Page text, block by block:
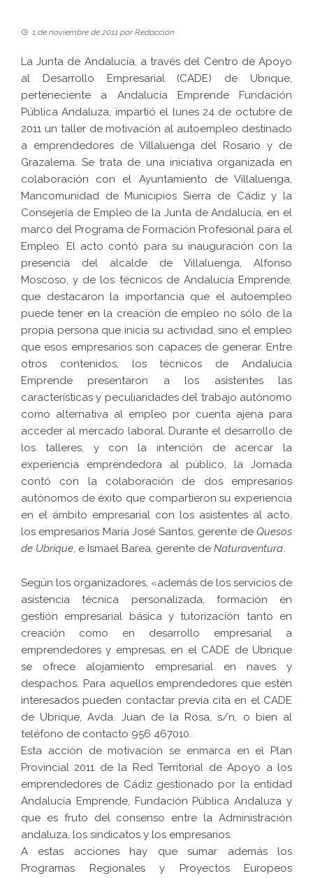
1 de noviembre de 2011 porRedacción
La Junta de Andalucía, a través del Centro de Apoyo
al Desarrollo Empresarial (CADE) de Ubrique,
perteneciente a Andalucía Emprende Fundación
Pública Andaluza, impartió el lunes 24 de octubre de
2011 un taller de motivación al autoempleo destinado
a emprendedores de Villaluenga del Rosario y de
Grazalema. Se trata de una iniciativa organizada en
colaboración con el Ayuntamiento de Villaluenga,
Mancomunidad de Municipios Sierra de Cádiz y la
Consejería de Empleo de la Junta de Andalucía, en el
marco del Programa de Formación Profesional para el
Empleo. El acto contó para su inauguración con la
presencia del alcalde de Villaluenga, Alfonso
Moscoso, y de los técnicos de Andalucía Emprende,
que destacaron la importancia que el autoempleo
puede tener en la creación de empleo no sólo de la
propia persona que inicia su actividad, sino el empleo
que esos empresarios son capaces de generar. Entre
otros contenidos, los técnicos de Andalucía
Emprende presentaron a los asistentes las
características y peculiaridades del trabajo autónomo
como alternativa al empleo por cuenta ajena para
acceder al mercado laboral. Durante el desarrollo de
los talleres, y con la intención de acercar la
experiencia emprendedora al público, la Jornada
contó con la colaboración de dos empresarios
autónomos de éxito que compartieron su experiencia
en el ámbito empresarial con los asistentes al acto,
los empresarios María José Santos, gerente de Quesos
de Ubrique, e Ismael Barea, gerente de Naturaventura.
Según los organizadores, «además de los servicios de
asistencia técnica personalizada, formación en
gestión empresarial básica y tutorización tanto en
creación como en desarrollo empresarial a
emprendedores y empresas, en el CADE de Ubrique
se ofrece alojamiento empresarial en naves y
despachos. Para aquellos emprendedores que estén
interesados pueden contactar previa cita en el CADE
de Ubrique, Avda. Juan de la Rosa, s/n, o bien al
teléfono de contacto 956 467010.
Esta acción de motivación se enmarca en el Plan
Provincial 2011 de la Red Territorial de Apoyo a los
emprendedores de Cádiz gestionado por la entidad
Andalucía Emprende, Fundación Pública Andaluza y
que es fruto del consenso entre la Administración
andaluza, los sindicatos y los empresarios.
A estas acciones hay que sumar además los
Programas Regionales y Proyectos Europeos